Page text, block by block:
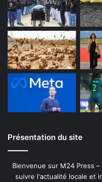
Présentation du site
Bienvenue sur M24 Press
suivre l'actualité locale et